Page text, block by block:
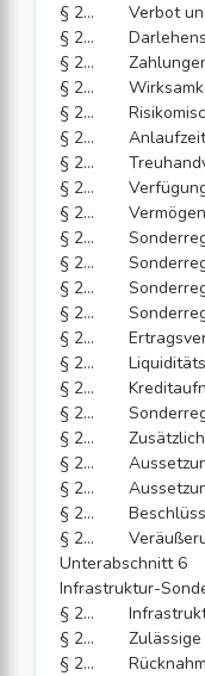
§ 239
§ 240
§ 241
§ 242
§ 243
§ 244
Anlaufzeit
§ 245
§ 246
§ 247
§ 248
§ 249
§ 250
§ 251
§ 252
§ 253
§ 254
§ 255
§ 256
§ 257
§ 258
§ 259
§ 260
Unterabschnitt 6
Infrastruktur-
§ 260a
§ 260b
§ 260c